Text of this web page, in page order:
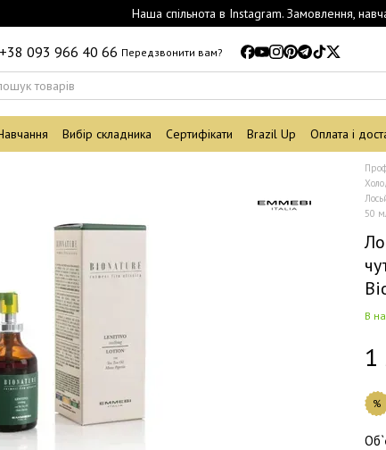
Наша спільнота в Instagram. Замовлення,
+38 093 966 40 66 Передзвонити вам?
Вибір складника Сертифікати Brazil Up Оплата і
50
В
1
%